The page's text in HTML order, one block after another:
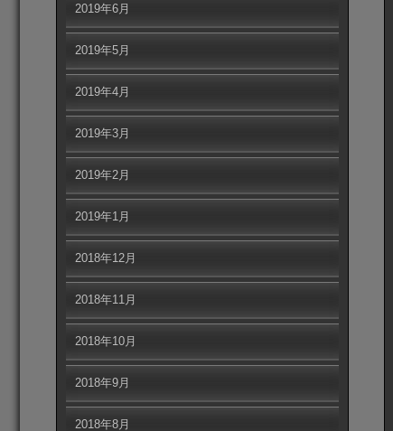
2019年6月
2019年5月
2019年4月
2019年3月
2019年2月
2019年1月
2018年12月
2018年11月
2018年10月
2018年9月
2018年8月